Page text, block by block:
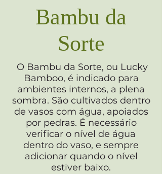
Bambu da
Sorte
O Bambu da Sorte, ou Lucky
Bamboo, é indicado para
ambientes internos, a plena
sombra. São cultivados dentro
de vasos com água, apoiados
por pedras. É necessário
verificar o nível de água
dentro do vaso, e sempre
adicionar quando o nível
estiver baixo.